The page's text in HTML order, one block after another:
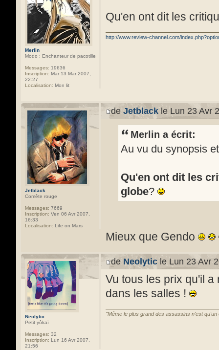
Merlin
Modo : Enchanteur de pacotille
Messages: 19636
Inscription: Mar 13 Mar 2007,
22:27
Localisation: Mon lit
Qu'en ont dit les
http://www.review-channel.com/
Jetblack
Comête rouge
Messages: 7669
Inscription: Ven 06 Avr 2007,
16:33
Localisation: Life on Mars
deJetblack le Lun 23 Avr
Merlin a écrit:
Au vu du synopsis
Qu'en ont dit les
globe?
Mieux que Gendo
Neolytic
Petit yôkaï
Messages: 32
Inscription: Lun 16 Avr 2007,
21:56
deNeolytic le Lun 23 Avr
Vu tous les prix qu'il
dans les salles !
"Même le plus grand des assassins n'est